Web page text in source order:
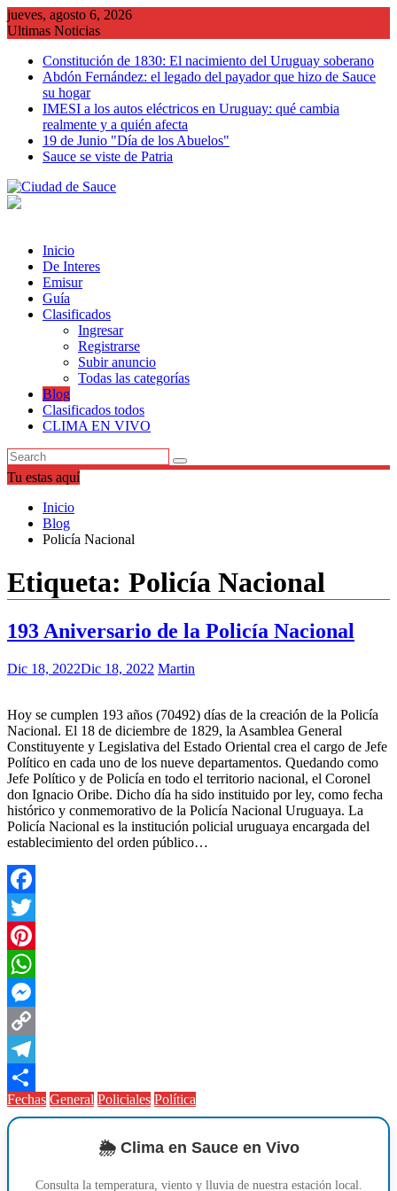
Saltar
al
jueves, agosto 6, 2026
Ultimas Noticias
Constitución de 1830: El nacimiento del Uruguay soberano
Abdón Fernández: el legado del payador que hizo de Sauce
su hogar
IMESI a los autos eléctricos en Uruguay: qué cambia
realmente y a quién afecta
19 de Junio "Día de los Abuelos"
Sauce se viste de Patria
Inicio
De Interes
Emisur
Guía
Clasificados
Ingresar
Registrarse
Subir anuncio
Todas las categorías
Blog
Clasificados todos
CLIMA EN VIVO
Tu estas aquí
Inicio
Blog
Policía Nacional
Etiqueta: Policía Nacional
193 Aniversario de la Policía Nacional
Dic 18, 2022Dic 18, 2022 Martin
Hoy se cumplen 193 años (70492) días de la creación de la Policía
Nacional. El 18 de diciembre de 1829, la Asamblea General
Constituyente y Legislativa del Estado Oriental crea el cargo de Jefe
Político en cada uno de los nueve departamentos. Quedando como
Jefe Político y de Policía en todo el territorio nacional, el Coronel
don Ignacio Oribe. Dicho día ha sido instituido por ley, como fecha
histórico y conmemorativo de la Policía Nacional Uruguaya. La
Policía Nacional es la institución policial uruguaya​ encargada del
establecimiento del orden público…
Facebook
Twitter
Pinterest
WhatsApp
Messenger
Copy
Link
Telegram
Compartir
Fechas General Policiales Política
🌦️ Clima en Sauce en Vivo
Consulta la temperatura, viento y lluvia de nuestra estación local.